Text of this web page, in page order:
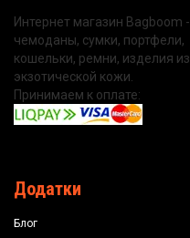
Интернет магазин Bagboom -
чемоданы, сумки, портфели,
кошельки, ремни, изделия из
экзотической кожи.
Принимаем к оплате:
Додатки
Блог